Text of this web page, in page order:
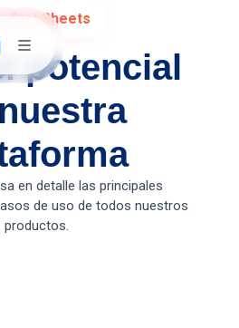
Sheets
potencial
en detalle las principales
de uso de todos nuestros
productos.